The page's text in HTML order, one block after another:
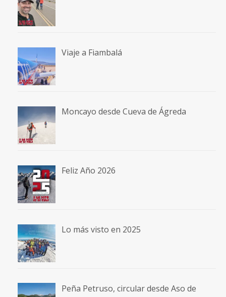
Viaje a Fiambalá
Moncayo desde Cueva de Ágreda
Feliz Año 2026
Lo más visto en 2025
Peña Petruso, circular desde Aso de